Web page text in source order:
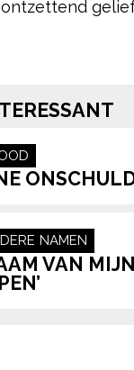
ontzettend
NAMEN
VAN